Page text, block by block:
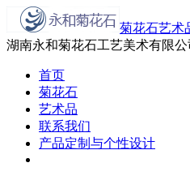
菊花石艺术
湖南永和菊花石工艺美术有限公
首页
菊花石
艺术品
联系我们
产品定制与个性设计